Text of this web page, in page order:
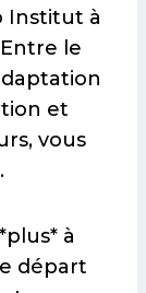
Institut à
le
et
vous
à
départ